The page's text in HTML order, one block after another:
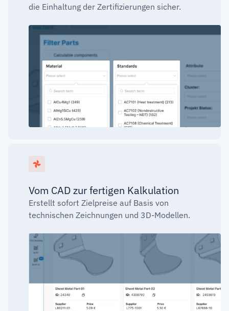
die Einhaltung der Zertifizierungen sicher.
Vom CAD zur fertigen Kalkulation
Erstellt sofort Zielpreise auf Basis von
technischen Zeichnungen und 3D-Modellen.